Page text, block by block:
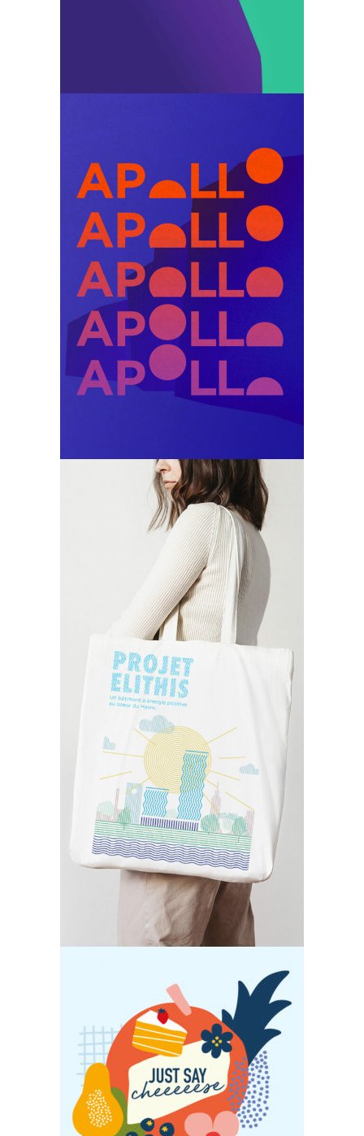
Illustration Print
Apollo
IdentitéIllustration
Elithis
IdentitéIllustration
Cooklane